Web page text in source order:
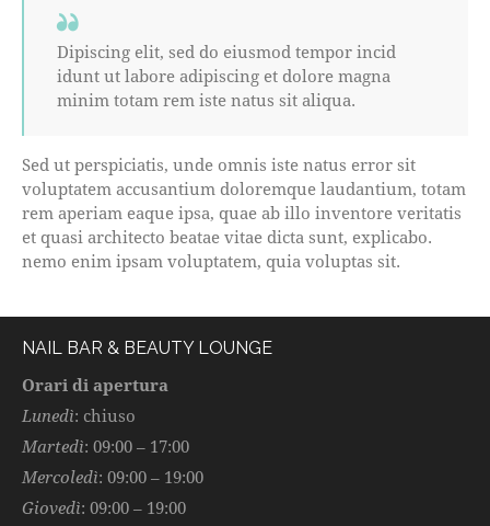
Dipiscing elit, sed do eiusmod tempor incid
idunt ut labore adipiscing et dolore magna
minim totam rem iste natus sit aliqua.
Sed ut perspiciatis, unde omnis iste natus error sit
voluptatem accusantium doloremque laudantium, totam
rem aperiam eaque ipsa, quae ab illo inventore veritatis
et quasi architecto beatae vitae dicta sunt, explicabo.
nemo enim ipsam voluptatem, quia voluptas sit.
NAIL BAR & BEAUTY LOUNGE
Orari di apertura
Lunedì: chiuso
Martedì: 09:00 – 17:00
Mercoledì: 09:00 – 19:00
Giovedì: 09:00 – 19:00